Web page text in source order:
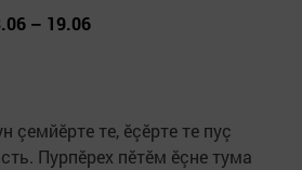
– 19.06
çемйӗрте те, ӗçӗрте те пуç
Пурпӗрех пӗтӗм ӗçне тума